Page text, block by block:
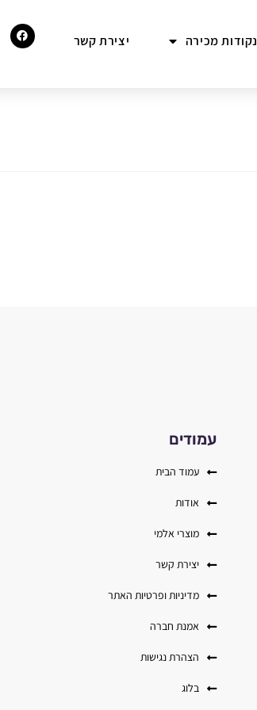
נקודות מכירה יצירת קשר
עמודים
עמוד הבית
אודות
מוצרי אלמי
יצירת קשר
מדיניות ופרטיות האתר
אמנת חברה
הצהרת נגישות
בלוג